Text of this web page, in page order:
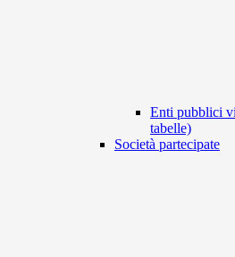
Enti pubblici
tabelle)
Società partecipate